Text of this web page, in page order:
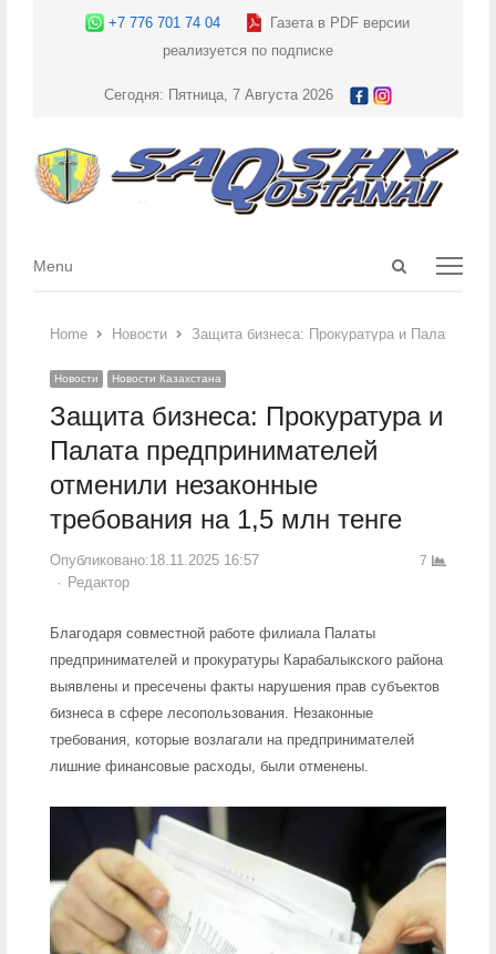
+7 776 701 74 04
Газета в PDF версии
реализуется по подписке
Сегодня: Пятница, 7 Августа 2026
Open
Menu
Menu
Home Новости Защита бизнеса: Прокуратура и Палата
Новости Новости Казахстана
Защита бизнеса: Прокуратура и
Палата предпринимателей
отменили незаконные
требования на 1,5 млн тенге
Опубликовано:18.11.2025 16:57
Author
Редактор
7
Благодаря совместной работе филиала Палаты
предпринимателей и прокуратуры Карабалыкского района
выявлены и пресечены факты нарушения прав субъектов
бизнеса в сфере лесопользования. Незаконные
требования, которые возлагали на предпринимателей
лишние финансовые расходы, были отменены.